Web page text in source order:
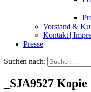
Vorstand &
Kontakt |
Presse
Suchen nach:
_SJA9527 Kopie